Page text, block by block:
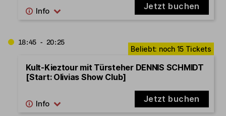
Jetzt buchen
18:45 - 20:25
Kult-Kieztour mit Türsteher DENNIS SCHMIDT
[Start: Olivias Show Club]
Jetzt buchen